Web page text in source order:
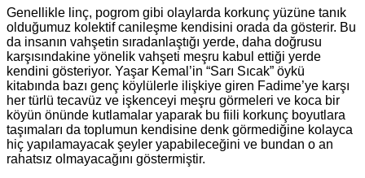
Genellikle linç, pogrom gibi olaylarda korkunç yüzüne tanık
olduğumuz kolektif canileşme kendisini orada da gösterir. Bu
da insanın vahşetin sıradanlaştığı yerde, daha doğrusu
karşısındakine yönelik vahşeti meşru kabul ettiği yerde
kendini gösteriyor. Yaşar Kemal’in “Sarı Sıcak” öykü
kitabında bazı genç köylülerle ilişkiye giren Fadime’ye karşı
her türlü tecavüz ve işkenceyi meşru görmeleri ve koca bir
köyün önünde kutlamalar yaparak bu fiili korkunç boyutlara
taşımaları da toplumun kendisine denk görmediğine kolayca
hiç yapılamayacak şeyler yapabileceğini ve bundan o an
rahatsız olmayacağını göstermiştir.